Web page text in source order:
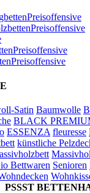
Satin Baumwolle
BLACK
ESSENZA fleuresse
künstliche
Bettwaren Senioren
PSSST